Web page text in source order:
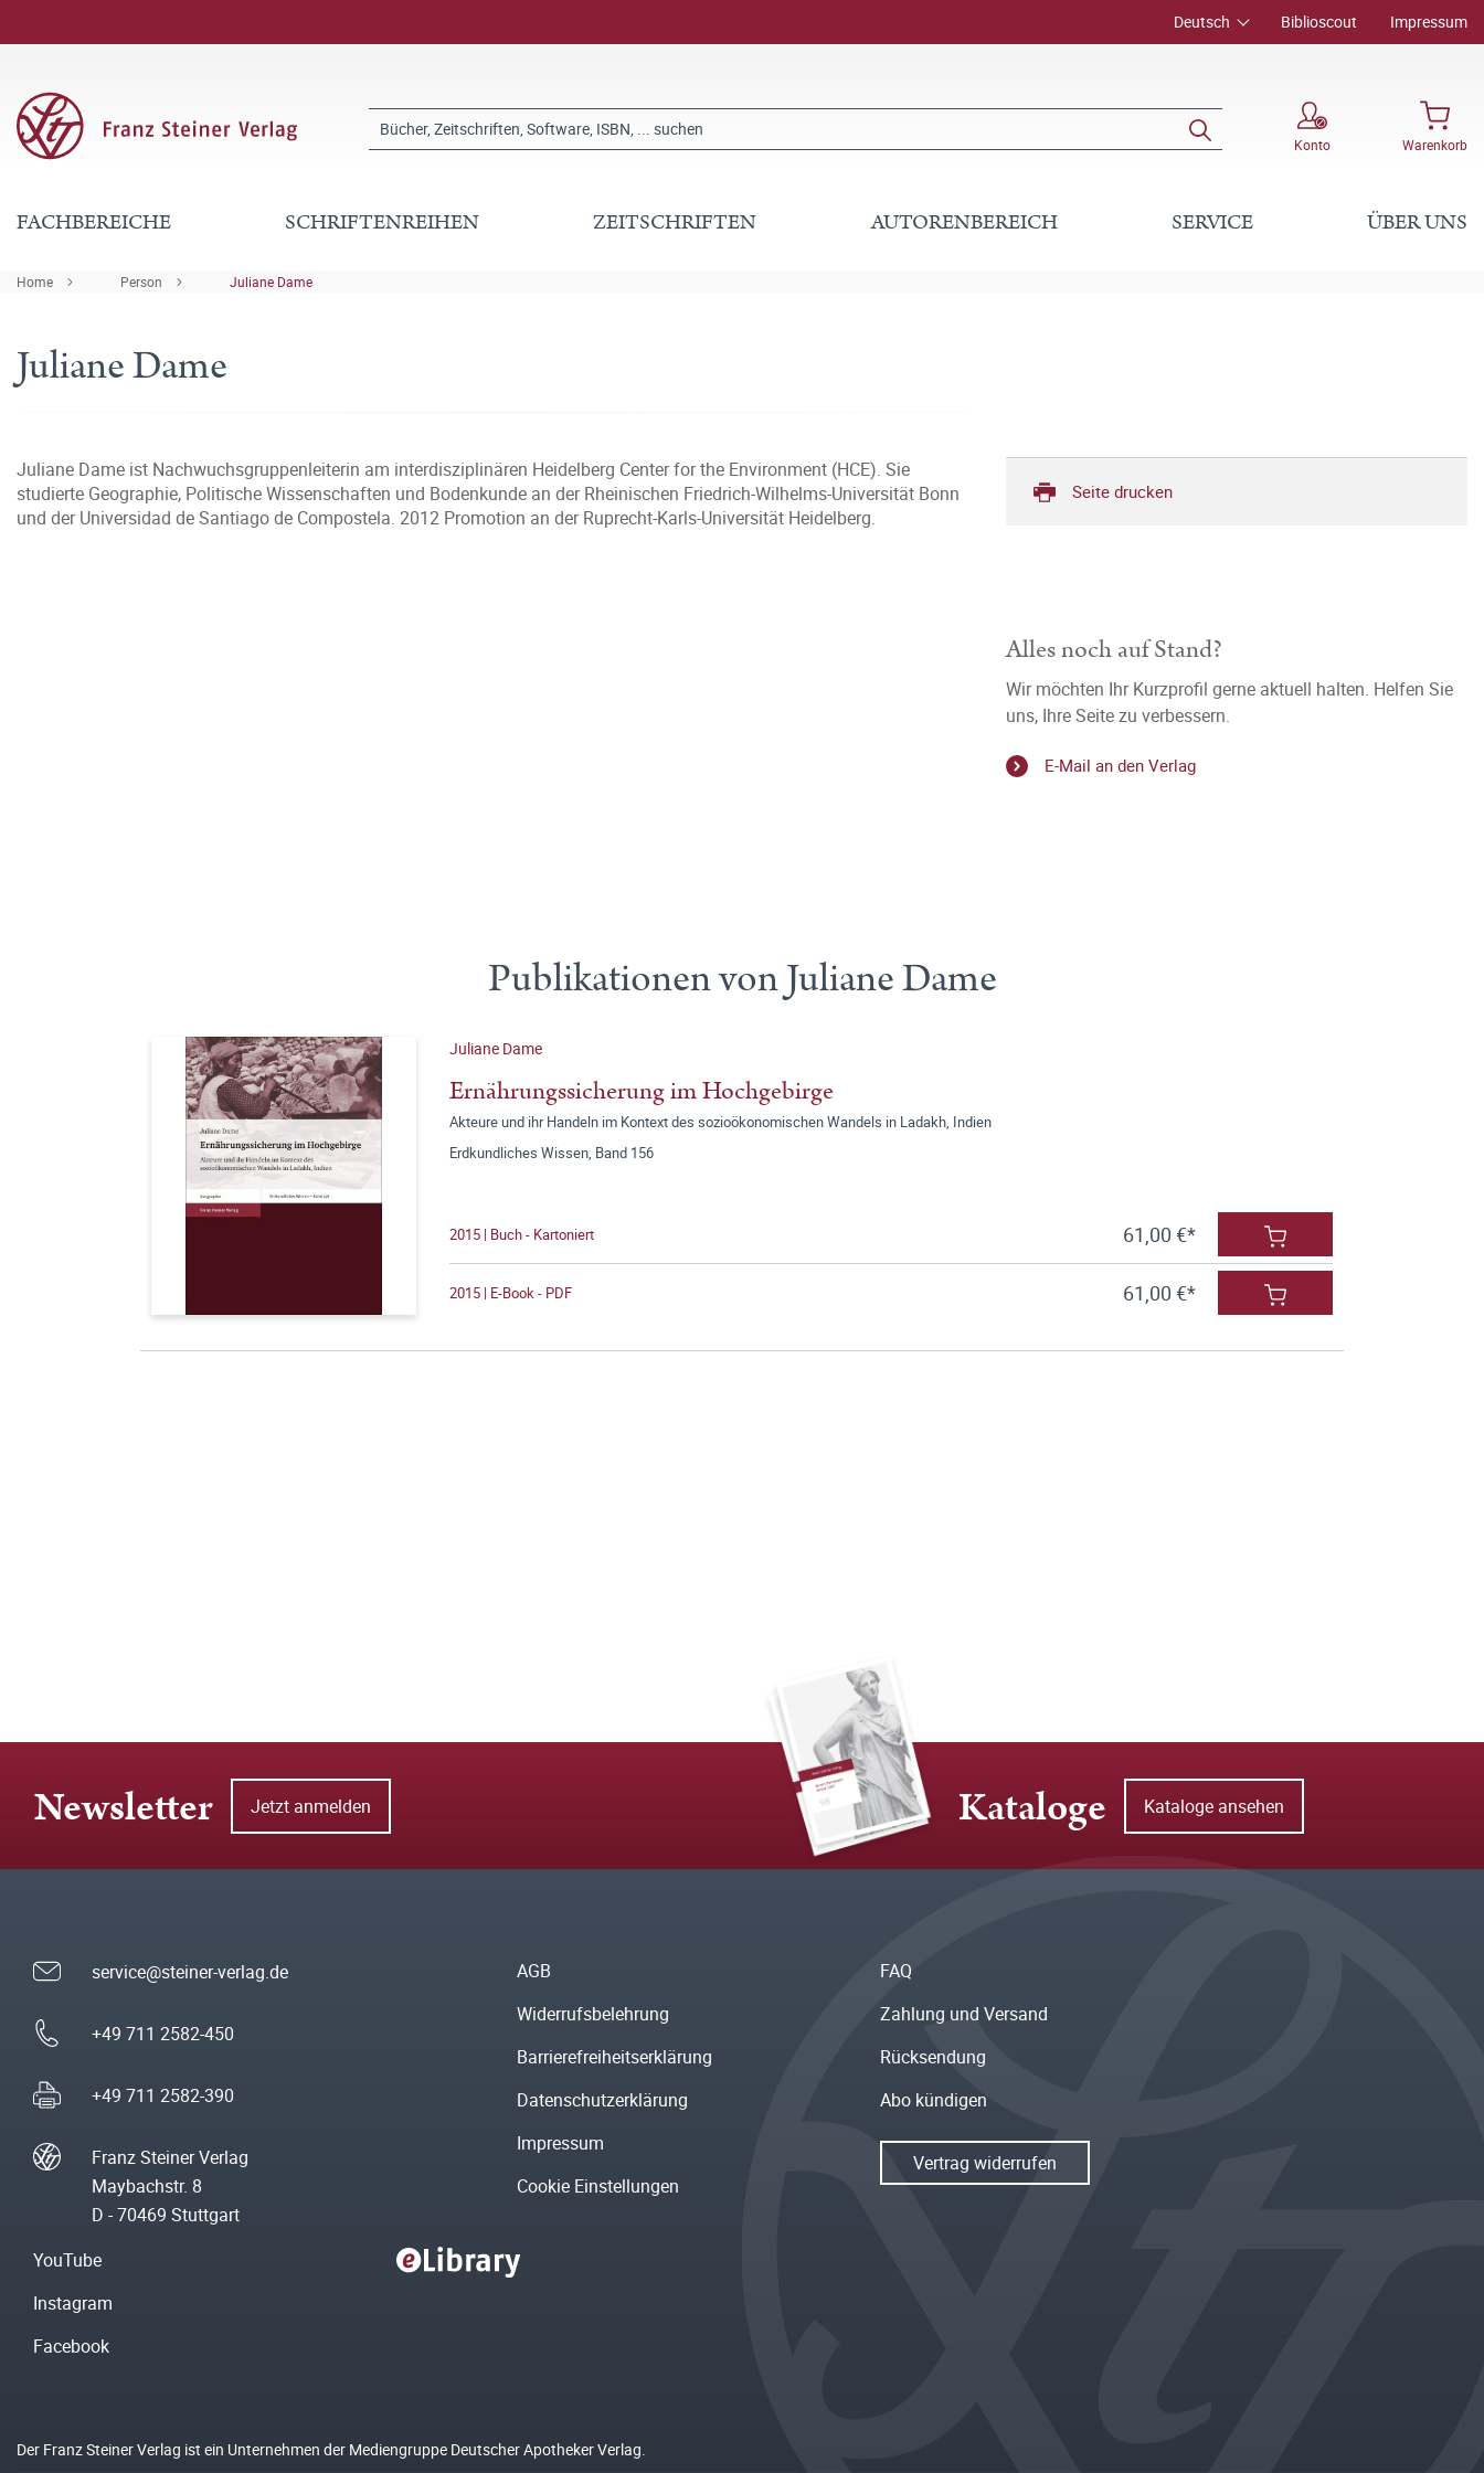
Deutsch Biblioscout Impressum
Konto Warenkorb
FACHBEREICHE SCHRIFTENREIHEN ZEITSCHRIFTEN AUTORENBEREICH SERVICE ÜBER UNS
Home Person Juliane Dame
Juliane Dame
Juliane Dame ist Nachwuchsgruppenleiterin am interdisziplinären Heidelberg Center for the Environment (HCE). Sie
studierte Geographie, Politische Wissenschaften und Bodenkunde an der Rheinischen Friedrich-Wilhelms-Universität Bonn
und der Universidad de Santiago de Compostela. 2012 Promotion an der Ruprecht-Karls-Universität Heidelberg.
Seite drucken
Alles noch auf Stand?
Wir möchten Ihr Kurzprofil gerne aktuell halten. Helfen Sie
uns, Ihre Seite zu verbessern.
E-Mail an den Verlag
Publikationen von Juliane Dame
Juliane Dame
Ernährungssicherung im Hochgebirge
Akteure und ihr Handeln im Kontext des sozioökonomischen Wandels in Ladakh, Indien
Erdkundliches Wissen, Band 156
2015 | Buch - Kartoniert 61,00 €*
2015 | E-Book - PDF 61,00 €*
Newsletter Jetzt anmelden Kataloge Kataloge ansehen
service@steiner-verlag.de
+49 711 2582-450
+49 711 2582-390
Franz Steiner Verlag
Maybachstr. 8
D - 70469 Stuttgart
AGB
Widerrufsbelehrung
Barrierefreiheitserklärung
Datenschutzerklärung
Impressum
Cookie Einstellungen
FAQ
Zahlung und Versand
Rücksendung
Abo kündigen
Vertrag widerrufen
YouTube
Instagram
Facebook
Der Franz Steiner Verlag ist ein Unternehmen der Mediengruppe Deutscher Apotheker Verlag.